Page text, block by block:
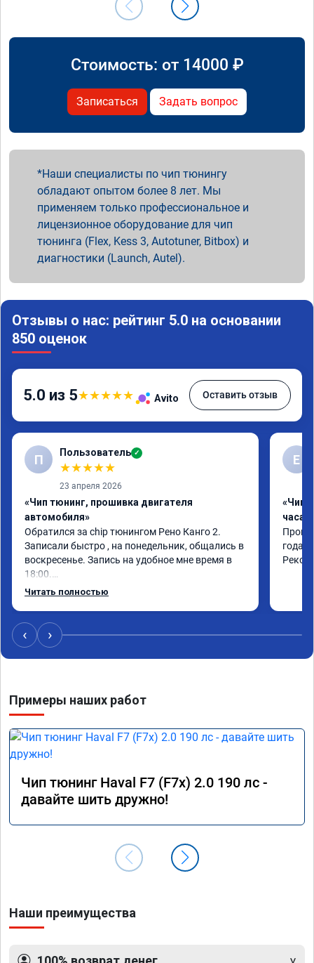
Стоимость: от 14000 ₽
Записаться Задать вопрос
Наши специалисты по чип тюнингу
обладают опытом более 8 лет. Мы
применяем только профессиональное и
лицензионное оборудование для чип
тюнинга (Flex, Kess 3, Autotuner, Bitbox) и
диагностики (Launch, Autel).
Отзывы о нас: рейтинг 5.0 на основании
850 оценок
5.0 из 5★★★★★ Avito Оставить отзыв
П Пользователь ✓
★★★★★
23 апреля 2026
«Чип тюнинг, прошивка двигателя
автомобиля»
Обратился за chip тюнингом Рено Канго 2.
Записали быстро , на понедельник, общались в
воскресенье. Запись на удобное мне время в
18:00.
Работу выполнили за 30 минут, качественно,
Читать полностью
Е
«Чип
часа»
года.
‹ ›
Примеры наших работ
Чип тюнинг Haval F7 (F7x) 2.0 190 лс -
давайте шить дружно!
Наши преимущества